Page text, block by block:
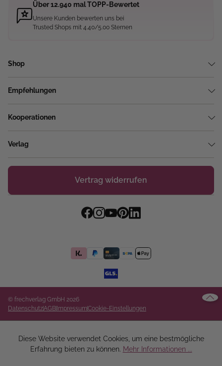
Über 12.940 mal TOPP-Bewertet
Unsere Kunden bewerten uns bei
Trusted Shops mit 4.40/5.00 Sternen
Shop
Empfehlungen
Kooperationen
Verlag
Vertrag widerrufen
© frechverlag GmbH 2026
DatenschutzAGB ImpressumCookie-Einstellungen
Diese Website verwendet Cookies, um eine bestmögliche
Erfahrung bieten zu können. Mehr Informationen ...